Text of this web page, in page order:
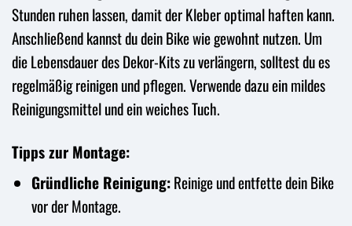
Stunden ruhen lassen, damit der Kleber optimal haften kann.
Anschließend kannst du dein Bike wie gewohnt nutzen. Um
die Lebensdauer des Dekor-Kits zu verlängern, solltest du es
regelmäßig reinigen und pflegen. Verwende dazu ein mildes
Reinigungsmittel und ein weiches Tuch.
Tipps zur Montage:
Gründliche Reinigung:Reinige und entfette dein Bike
vor der Montage.